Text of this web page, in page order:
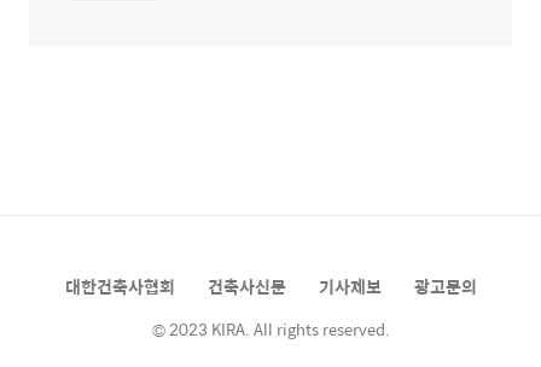
대한건축사협회 건축사신문 기사제보 광고문의
© 2023 KIRA. All rights reserved.